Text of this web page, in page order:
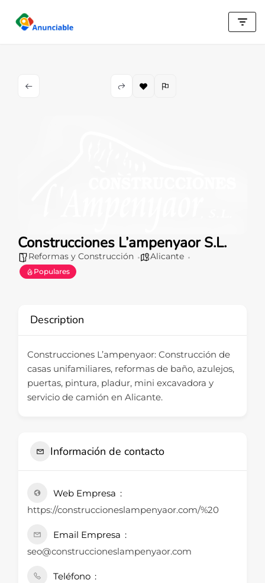
Saltar
Construcciones L’ampenyaor S.L.
Reformas y Construcción Alicante
Populares
Description
Construcciones L’ampenyaor: Construcción de
casas unifamiliares, reformas de baño, azulejos,
puertas, pintura, pladur, mini excavadora y
servicio de camión en Alicante.
Información de contacto
Web Empresa
https://construccioneslampenyaor.com/%20
Email Empresa
seo@construccioneslampenyaor.com
Teléfono